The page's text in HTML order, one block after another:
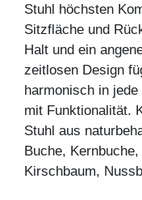
Stuhl höchsten
Sitzfläche und
Halt und ein
zeitlosen Design
harmonisch in
mit Funktionalität.
Stuhl aus
Buche,
Kirschbaum,